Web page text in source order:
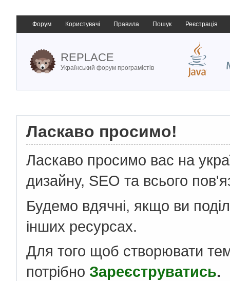
Форум Користувачі Правила Пошук Реєстрація
REPLACE
Український форум програмістів
Ласкаво просимо!
Ласкаво просимо вас на
дизайну, SEO та всього
Будемо вдячні, якщо ви
інших ресурсах.
Для того щоб створювати
потрібно Зареєструватись.